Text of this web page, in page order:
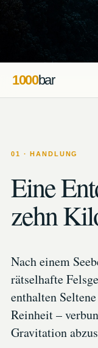
1000bar
01 · HANDLUNG
Eine
zehn
Nach einem
rätselhafte
enthalten
Reinheit –
Gravitation